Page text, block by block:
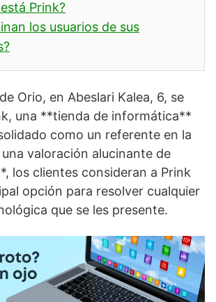
Prink?
los usuarios de sus
Orio, en Abeslari Kalea, 6, se
una **tienda de informática**
como un referente en la
valoración alucinante de
los clientes consideran a Prink
opción para resolver cualquier
que se les presente.